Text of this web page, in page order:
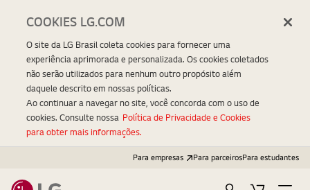
Para empresas Para parceirosPara estudantes
COOKIES LG.COM
O site da LG Brasil coleta cookies para fornecer uma
experiência aprimorada e personalizada. Os cookies coletados
não serão utilizados para nenhum outro propósito além
daquele descrito em nossas políticas.
Ao continuar a navegar no site, você concorda com o uso de
cookies. Consulte nossa Política de Privacidade e Cookies
para obter mais informações.